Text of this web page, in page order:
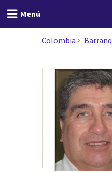
Menú
Colombia